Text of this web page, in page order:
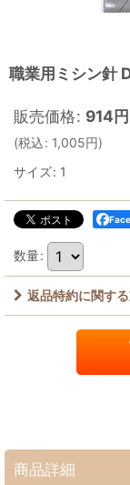
職業用ミシン針
販売価格: 914円
(税込: 1,005円)
サイズ: 1
数量:
返品特約に関す
商品詳細